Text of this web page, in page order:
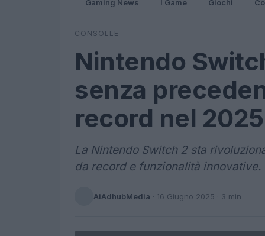
Gaming News I Game Giochi
CONSOLLE
Nintendo
senza
record nel 2025
La Nintendo Switch 2 sta
da record e funzionalità innovative.
AiAdhubMedia · 16 Giugno 2025 · 3 min